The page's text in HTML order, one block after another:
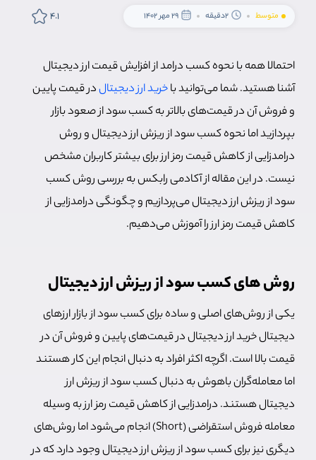
متوسط 2دقیقه 29 مهر 1402 4.1
احتمالا همه با نحوه کسب درامد از افزایش قیمت ارز دیجیتال
آشنا هستید. شما می‌توانید باخرید ارز دیجیتالدر قیمت پایین
و فروش آن در قیمت‌های بالاتر به کسب سود از صعود بازار
بپردازید اما نحوه کسب سود از ریزش ارز دیجیتال و روش
درامدزایی از کاهش قیمت رمز ارز برای بیشتر کاربران مشخص
نیست. در این مقاله از آکادمی رابکس به بررسی روش کسب
سود از ریزش ارز دیجیتال می‌پردازیم و چگونگی درامدزایی از
کاهش قیمت رمز ارز را آموزش می‌دهیم.
روش های کسب سود از ریزش ارز دیجیتال
یکی از روش‌های اصلی و ساده برای کسب سود از بازار ارزهای
دیجیتال خرید ارز دیجیتال در قیمت‌های پایین و فروش آن در
قیمت بالا است. اگرچه اکثر افراد به دنبال انجام این کار هستند
اما معامله‌گران باهوش به دنبال کسب سود از ریزش ارز
دیجیتال هستند. درامدزایی از کاهش قیمت رمز ارز به وسیله
معامله فروش استقراضی (Short) انجام می‌شود اما روش‌های
دیگری نیز برای کسب سود از ریزش ارز دیجیتال وجود دارد که در